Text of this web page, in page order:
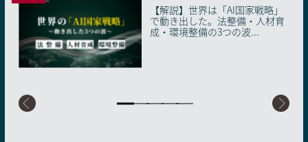
【解説】世界は「AI国家戦略」
で動き出した。法整備・人材育
成・環境整備の3つの波...
【解説】生成AI「使えばいい」
時代の終わり。2026年、知らな
いと取り残される「...
「教わる役員」と「教える若
手」がAIを武器に組織の壁を壊
す。博報堂ＤＹグループが...
「情報」はAIに、「心」は人間
に。150年続く「一斉授業」の
限界を突破した、麻生...
「最強の市役所」を目指す南あ
わじ市の挑戦。非エンジニア職
員が自ら開発・実装する自...